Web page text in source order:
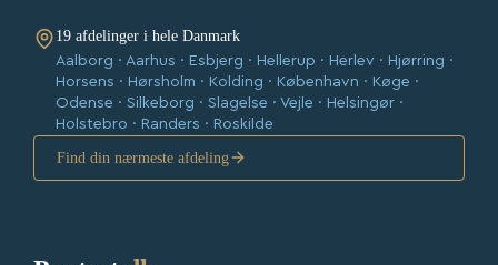
19 afdelinger i hele Danmark
Aalborg · Aarhus · Esbjerg · Hellerup · Herlev · Hjørring ·
Horsens · Hørsholm · Kolding · København · Køge ·
Odense · Silkeborg · Slagelse · Vejle · Helsingør ·
Holstebro · Randers · Roskilde
Find din nærmeste afdeling